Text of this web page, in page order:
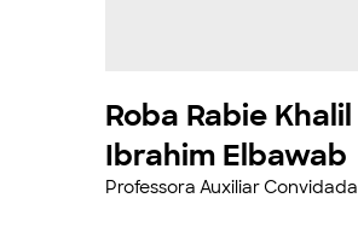
Roba Rabie Khalil
Ibrahim Elbawab
Professora Auxiliar Convidada